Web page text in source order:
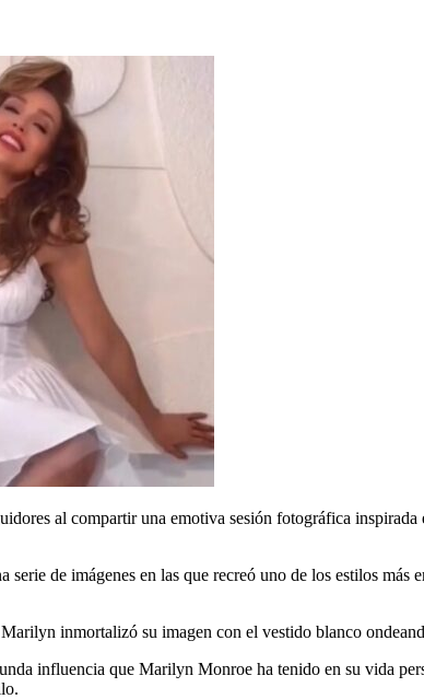
al compartir una emotiva sesión fotográfica
de imágenes en las que recreó uno de los estilos
inmortalizó su imagen con el vestido blanco
influencia que Marilyn Monroe ha tenido en su vida